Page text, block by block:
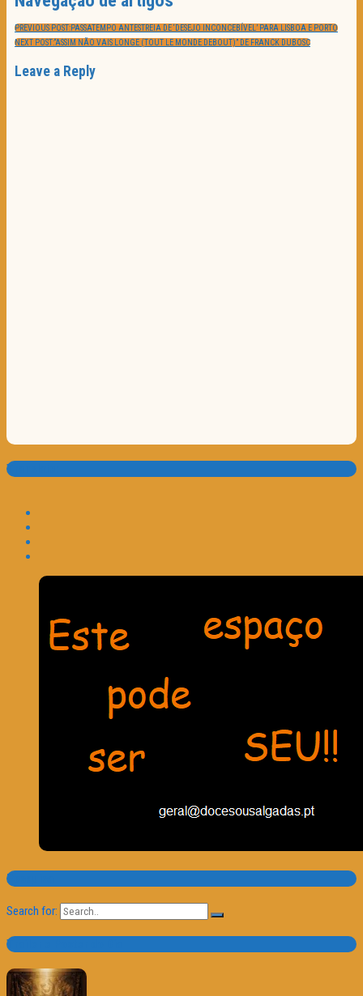
PREVIOUS POST:PASSATEMPO ANTESTREIA DE ‘DESEJO INCONCEBÍVEL’ PARA LISBOA E PORTO
NEXT POST:“ASSIM NÃO VAIS LONGE (TOUT LE MONDE DEBOUT)” DE FRANCK DUBOSC
Leave a Reply
Translate:
Pesquisa
Search for:
Trailer e Poster do Dia